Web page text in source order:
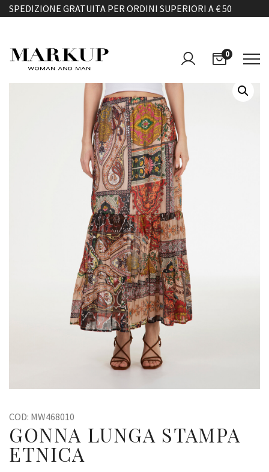
SPEDIZIONE GRATUITA PER ORDINI SUPERIORI A € 50
0
COD: MW468010
GONNA LUNGA STAMPA
ETNICA